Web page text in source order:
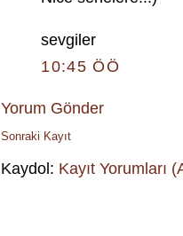
sevgiler
10:45 ÖÖ
Yorum Gönder
Sonraki Kayıt
Kaydol: Kayıt Yorumları